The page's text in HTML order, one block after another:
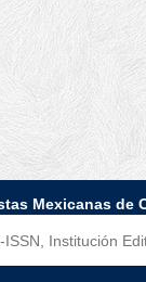
Mexicanas de